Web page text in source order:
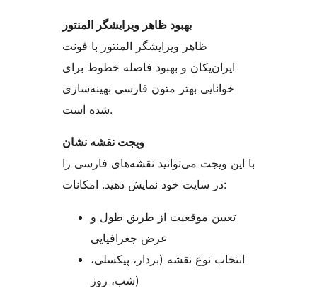
بهبود ظاهر ویرایشگر المنتور
ظاهر ویرایشگر المنتور با فونت
ایران‌یکان و بهبود فاصله خطوط برای
خوانایی بهتر متون فارسی بهینه‌سازی
شده است.
ویجت نقشه نشان
با این ویجت می‌توانید نقشه‌های فارسی را
در سایت خود نمایش دهید. امکانات:
تعیین موقعیت از طریق طول و
عرض جغرافیایی
انتخاب نوع نقشه (بردار، پیکسلی،
شب، روز)